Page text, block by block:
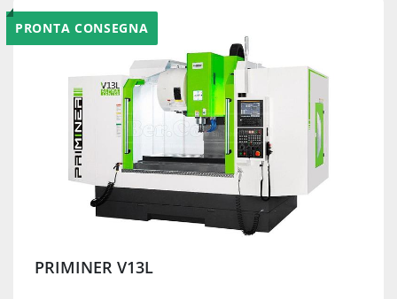
PRONTA CONSEGNA
PRIMINER V13L